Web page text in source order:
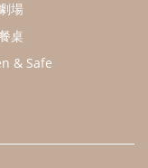
版本瀏覽器
有 ©